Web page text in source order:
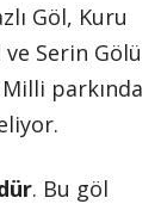
Göl, Kuru
Serin Gölü
parkında
. Bu göl